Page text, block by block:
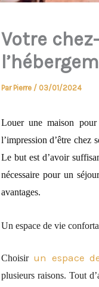
Votre
Par Pierre / 03/01/2024
Louer une maison
l’impression d’être chez
Le but est d’avoir
nécessaire pour un
avantages.
Un espace de vie
Choisir un espace
plusieurs raisons. Tout